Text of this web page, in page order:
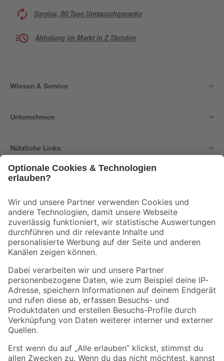
Sorglos, 90 Tage Umtauschgarantie
Abholung im Markt in 2 Stunden
Wissen & Service
Unternehmen
Nützliche Links
Der toom Newsletter: Keine Angebote und Aktionen mehr verpassen!
Zur Newsletter Anmeldung
Folge uns
Zahlungsarten Versandarten
Sicher einkaufen